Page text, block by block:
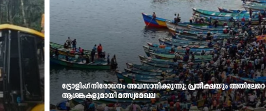
ട്രോളിംഗ് നിരോധനം അവസാനിക്കുന്നു; പ്രതീക്ഷയും അതിലേറെ
ആശങ്കകളുമായി മത്സ്യമേഖല